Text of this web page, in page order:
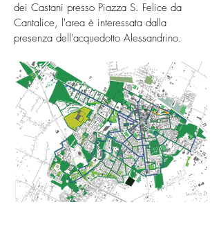
dei Castani presso Piazza S. Felice da
Cantalice, l'area è interessata dalla
presenza dell'acquedotto Alessandrino.